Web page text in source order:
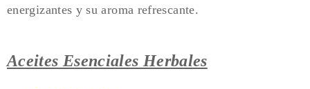
energizantes y su aroma refrescante.
Aceites Esenciales Herbales